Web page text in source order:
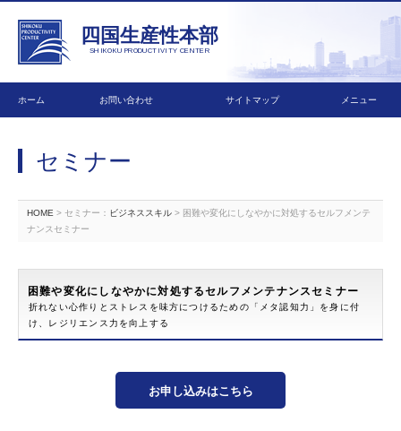
四国生産性本部
SHIKOKU PRODUCTIVITY CENTER
ホーム お問い合わせ サイトマップ メニュー
セミナー
HOME > セミナー： ビジネススキル > 困難や変化にしなやかに対処するセルフメンテ
ナンスセミナー
困難や変化にしなやかに対処するセルフメンテナンスセミナー
折れない心作りとストレスを味方につけるための「メタ認知力」を身に付
け、レジリエンス力を向上する
お申し込みはこちら